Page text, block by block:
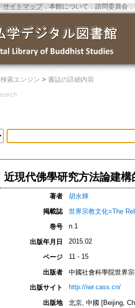
サイトマップ．本館について ． 諮問委員会 ．
検索エンジン > 書誌の詳細内容
近現代佛學研究方法論建
著者
胡永輝
掲載誌
世界宗教文化=The
巻号
n.1
出版年月日 2015.02
ページ 11 - 15
出版者
中國社會科學院世界
出版サイト
http://iwr.cass.cn/
出版地
北京, 中國 [Beijing,